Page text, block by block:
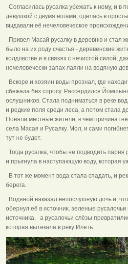
Согласилась русалка убежать к нему, и в
девушкой с двумя ногами, оделась в
выдавали её нечеловеческое
Привел Масай русалку в деревню и стал
было на их роду счастья - деревенские
колдовстве и в связях с нечистой силой,
нечеловечески запах лаяли на водяную
Вскоре и хозяин воды прознал, где
сбежала без спросу. Рассердился
ослушников. Стала подниматься в реке
и редкие поля среди леса, а потом стала
Поняли местные жители, в чем причина
села Масая и Русалку. Мол, и сами
тут не будет.
Тогда русалка, чтобы не подводить
и прыгнула в наступающую воду, которая
В тот же момент вода стала спадать, и
берега.
Водяной наказал непослушную дочь и,
обернул её в источник, зеленые
источника, а русалочьи слёзы
которая вытекала в реку Илеть.